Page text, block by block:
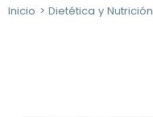
Inicio Dietética y Nutrición